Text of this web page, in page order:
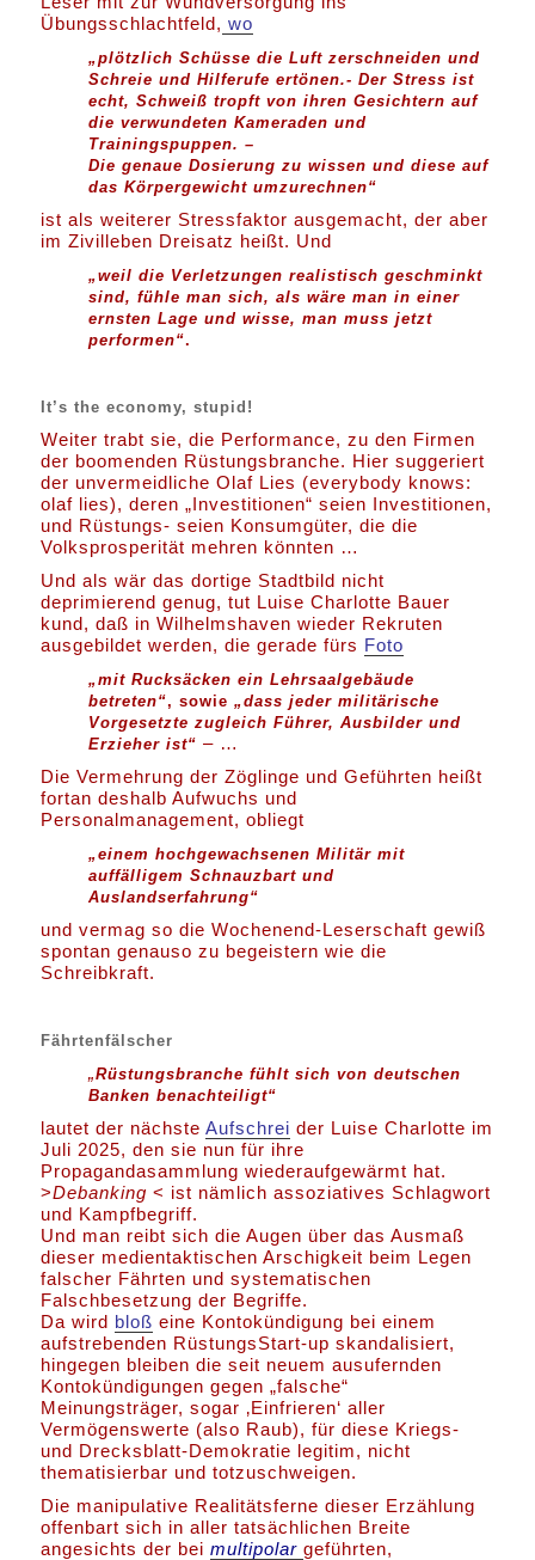
Übungsschlachtfeld, wo
„plötzlich Schüsse die Luft zerschneiden und
Schreie und Hilferufe ertönen.- Der Stress ist
echt, Schweiß tropft von ihren Gesichtern auf
die verwundeten Kameraden und
Trainingspuppen. –
Die genaue Dosierung zu wissen und diese auf
das Körpergewicht umzurechnen“
ist als weiterer Stressfaktor ausgemacht, der aber
im Zivilleben Dreisatz heißt. Und
„weil die Verletzungen realistisch geschminkt
sind, fühle man sich, als wäre man in einer
ernsten Lage und wisse, man muss jetzt
performen“.
It’s the economy, stupid!
Weiter trabt sie, die Performance, zu den Firmen
der boomenden Rüstungsbranche. Hier suggeriert
der unvermeidliche Olaf Lies (everybody knows:
olaf lies), deren „Investitionen“ seien Investitionen,
und Rüstungs- seien Konsumgüter, die die
Volksprosperität mehren könnten …
Und als wär das dortige Stadtbild nicht
deprimierend genug, tut Luise Charlotte Bauer
kund, daß in Wilhelmshaven wieder Rekruten
ausgebildet werden, die gerade fürs Foto
„mit Rucksäcken ein Lehrsaalgebäude
betreten“, sowie„dass jeder militärische
Vorgesetzte zugleich Führer, Ausbilder und
Erzieher ist“ – …
Die Vermehrung der Zöglinge und Geführten heißt
fortan deshalb Aufwuchs und
Personalmanagement, obliegt
„einem hochgewachsenen Militär mit
auffälligem Schnauzbart und
Auslandserfahrung“
und vermag so die Wochenend-Leserschaft gewiß
spontan genauso zu begeistern wie die
Schreibkraft.
Fährtenfälscher
„Rüstungsbranche fühlt sich von deutschen
Banken benachteiligt“
lautet der nächsteAufschrei der Luise Charlotte im
Juli 2025, den sie nun für ihre
Propagandasammlung wiederaufgewärmt hat.
>Debanking < ist nämlich assoziatives Schlagwort
und Kampfbegriff.
Und man reibt sich die Augen über das Ausmaß
dieser medientaktischen Arschigkeit beim Legen
falscher Fährten und systematischen
Falschbesetzung der Begriffe.
Da wird bloß eine Kontokündigung bei einem
aufstrebenden RüstungsStart-up skandalisiert,
hingegen bleiben die seit neuem ausufernden
Kontokündigungen gegen „falsche“
Meinungsträger, sogar ‚Einfrieren‘ aller
Vermögenswerte (also Raub), für diese Kriegs-
und Drecksblatt-Demokratie legitim, nicht
thematisierbar und totzuschweigen.
Die manipulative Realitätsferne dieser Erzählung
offenbart sich in aller tatsächlichen Breite
angesichts der beimultipolargeführten,